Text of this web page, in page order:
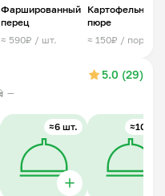
Фаршированный
перец
≈ 590₽ / шт.
Картофельное
пюре
≈ 150₽ / порц.
5.0 (29)
—
≈6 шт. ≈10 шт.